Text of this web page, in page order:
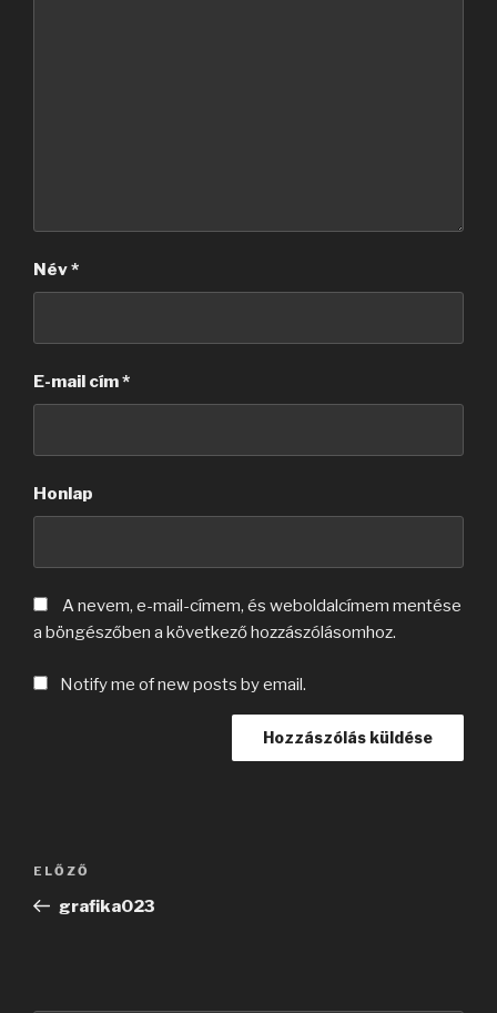
Név*
E-mail cím*
Honlap
A nevem, e-mail-címem, és weboldalcímem mentése
a böngészőben a következő hozzászólásomhoz.
Notify me of new posts by email.
Bejegyzés
Korábbi
bejegyzés
ELŐZŐ
grafika023